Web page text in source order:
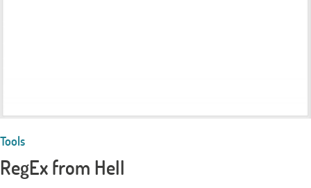
Tools
RegEx from Hell